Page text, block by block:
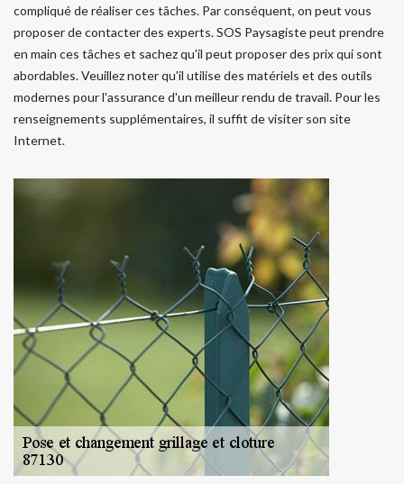
compliqué de réaliser ces tâches. Par conséquent, on peut vous
proposer de contacter des experts. SOS Paysagiste peut prendre
en main ces tâches et sachez qu'il peut proposer des prix qui sont
abordables. Veuillez noter qu'il utilise des matériels et des outils
modernes pour l'assurance d'un meilleur rendu de travail. Pour les
renseignements supplémentaires, il suffit de visiter son site
Internet.